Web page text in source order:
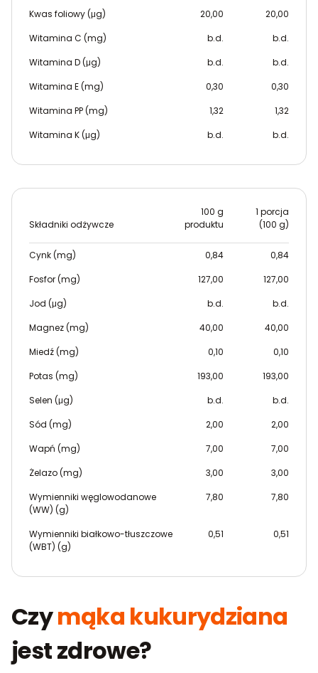
Kwas foliowy (μg)
20,00
20,00
Witamina C (mg)
b.d.
b.d.
Witamina D (μg)
b.d.
b.d.
Witamina E (mg)
0,30
0,30
Witamina PP (mg)
1,32
1,32
Witamina K (μg)
b.d. b.d.
Składniki odżywcze
100 g
produktu
1 porcja
(100 g)
Cynk (mg) 0,84
0,84
Fosfor (mg)
127,00
127,00
Jod (μg)
b.d.
b.d.
Magnez (mg)
40,00
40,00
Miedź (mg)
0,10
0,10
Potas (mg)
193,00
193,00
Selen (μg)
b.d.
b.d.
Sód (mg)
2,00
2,00
Wapń (mg)
7,00
7,00
Żelazo (mg)
3,00
3,00
Wymienniki węglowodanowe
(WW) (g)
7,80 7,80
Wymienniki białkowo-tłuszczowe
(WBT) (g)
0,51 0,51
Czymąka kukurydziana
jest zdrowe?